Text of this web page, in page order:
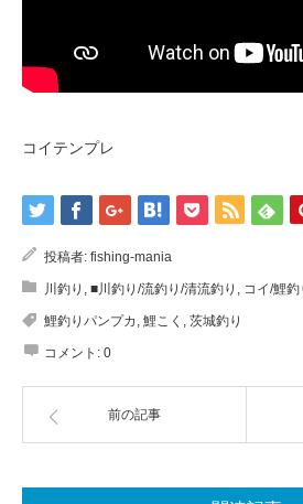
コイテンプレ
投稿者: fishing-mania
川釣り , ■川釣り/流釣り/清流釣り , コイ/鯉釣
鯉釣りパンプカ , 鯉こく , 茨城釣り
コメント: 0
前の記事